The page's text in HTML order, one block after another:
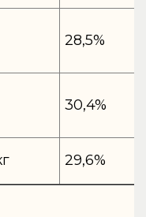
28,5%
30,4%
29,6%